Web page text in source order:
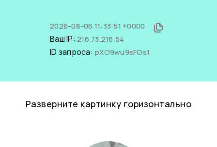
2026-08-06 11:33:51 +0000
Ваш IP: 216.73.216.54
ID запроса: pXO9wu9sFOs1
Разверните картинку горизонтально